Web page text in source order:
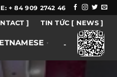
+ 84 909 2742 46
] TIN TỨC [ NEWS ]
▼ -